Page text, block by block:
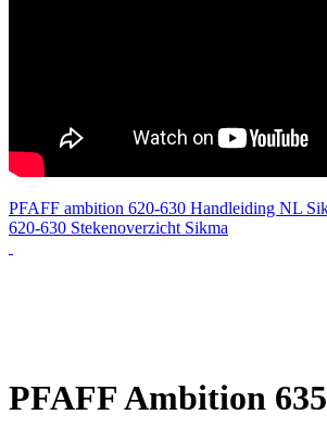
PFAFF ambition 620-630 Handleiding NL
620-630 Stekenoverzicht Sikma
PFAFF Ambition 635